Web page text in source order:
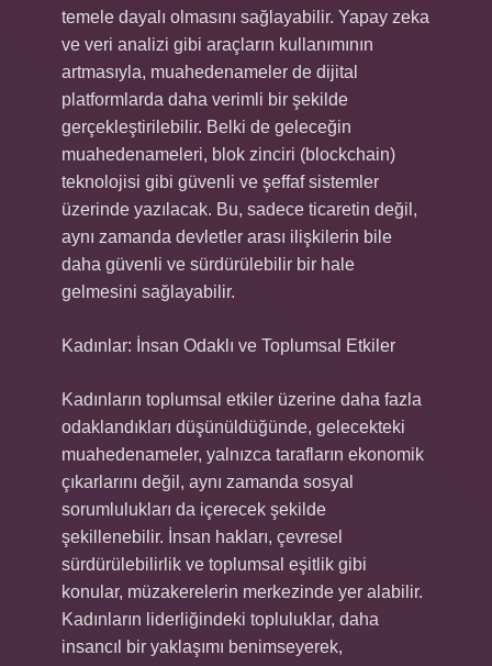
temele dayalı olmasını sağlayabilir. Yapay zeka
ve veri analizi gibi araçların kullanımının
artmasıyla, muahedenameler de dijital
platformlarda daha verimli bir şekilde
gerçekleştirilebilir. Belki de geleceğin
muahedenameleri, blok zinciri (blockchain)
teknolojisi gibi güvenli ve şeffaf sistemler
üzerinde yazılacak. Bu, sadece ticaretin değil,
aynı zamanda devletler arası ilişkilerin bile
daha güvenli ve sürdürülebilir bir hale
gelmesini sağlayabilir.
Kadınlar: İnsan Odaklı ve Toplumsal Etkiler
Kadınların toplumsal etkiler üzerine daha fazla
odaklandıkları düşünüldüğünde, gelecekteki
muahedenameler, yalnızca tarafların ekonomik
çıkarlarını değil, aynı zamanda sosyal
sorumlulukları da içerecek şekilde
şekillenebilir. İnsan hakları, çevresel
sürdürülebilirlik ve toplumsal eşitlik gibi
konular, müzakerelerin merkezinde yer alabilir.
Kadınların liderliğindeki topluluklar, daha
insancıl bir yaklaşımı benimseyerek,